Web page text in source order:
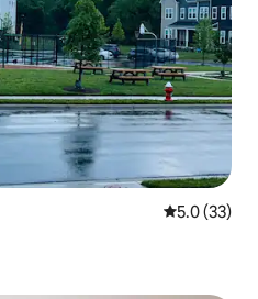
คะแนนเฉลี่ย
5.0 (33)